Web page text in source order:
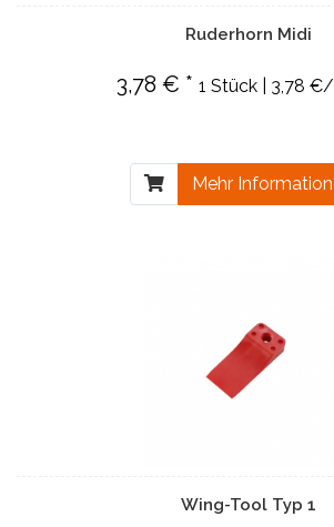
Ruderhorn Midi
3,78 € * 1 Stück | 3,78
Mehr
Wing-Tool Typ 1